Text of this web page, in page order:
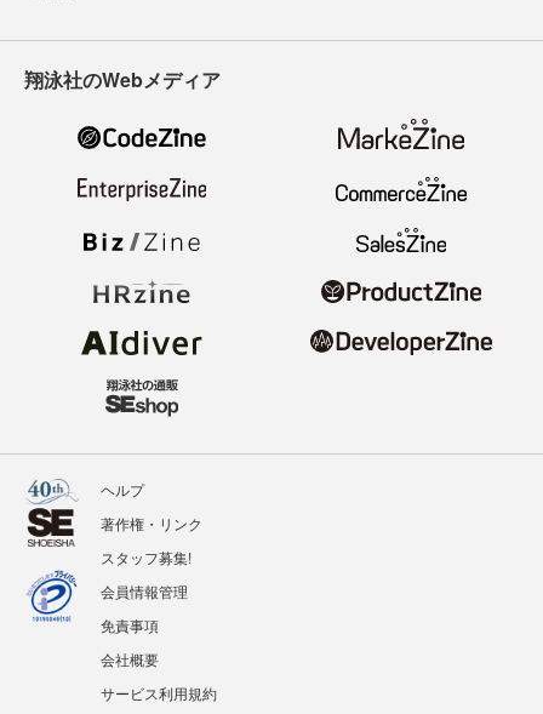
翔泳社のWebメディア
ヘルプ
著作権・リンク
スタッフ募集!
会員情報管理
免責事項
会社概要
サービス利用規約